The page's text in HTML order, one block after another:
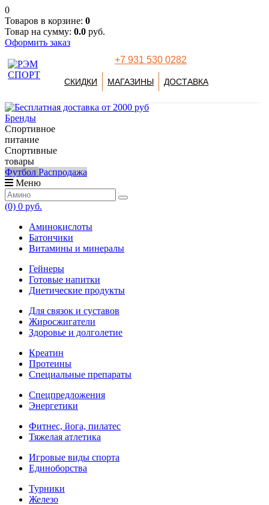
0
Товаров в корзине: 0
Товар на сумму: 0.0 руб.
Оформить заказ
+7 931 530 0282
СКИДКИ МАГАЗИНЫ ДОСТАВКА
Бренды
Спортивное
питание
Спортивные
товары
Футбол Распродажа
Меню
(0) 0 руб.
Аминокислоты
Батончики
Витамины и минералы
Гейнеры
Готовые напитки
Диетические продукты
Для связок и суставов
Жиросжигатели
Здоровье и долголетие
Креатин
Протеины
Специальные препараты
Спецпредложения
Энергетики
Фитнес, йога, пилатес
Тяжелая атлетика
Игровые виды спорта
Единоборства
Турники
Железо